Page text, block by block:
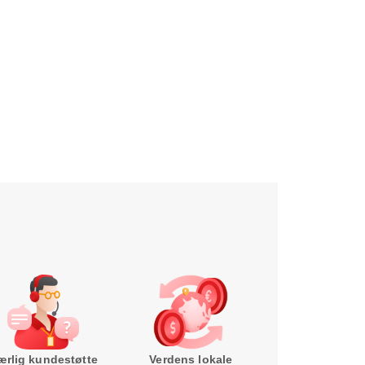
kundestøtte Verdens lokale